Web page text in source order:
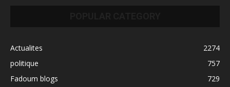
Actualites
2274
politique
757
Fadoum blogs
729